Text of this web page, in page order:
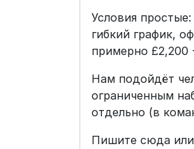
Условия
гибкий график,
примерно £2,200
Нам подойдёт
ограниченным
отдельно (в
Пишите сюда или